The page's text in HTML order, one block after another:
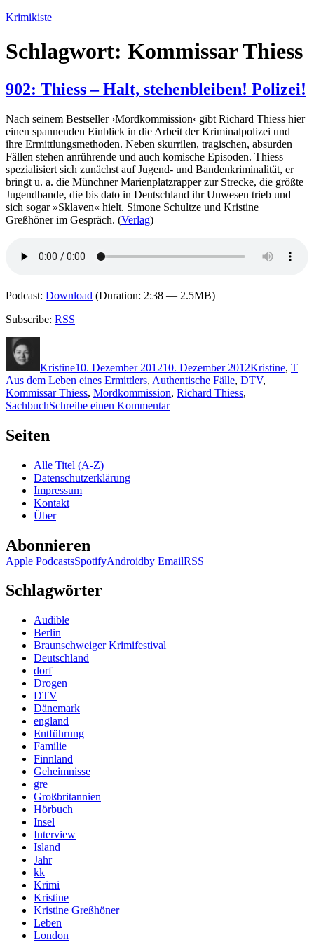
Zum
springen
Krimikiste
Schlagwort: Kommissar Thiess
902: Thiess – Halt, stehenbleiben! Polizei!
Nach seinem Bestseller ›Mordkommission‹ gibt Richard Thiess hier
einen spannenden Einblick in die Arbeit der Kriminalpolizei und
ihre Ermittlungsmethoden. Neben skurrilen, tragischen, absurden
Fällen stehen anrührende und auch komische Episoden. Thiess
spezialisiert sich zunächst auf Jugend- und Bandenkriminalität, er
bringt u. a. die Münchner Marienplatzrapper zur Strecke, die größte
Jugendbande, die bis dato in Deutschland ihr Unwesen trieb und
sich sogar »Sklaven« hielt. Simone Schultze und Kristine
Greßhöner im Gespräch. (Verlag)
Podcast: Download (Duration: 2:38 — 2.5MB)
Subscribe: RSS
Kristine10. Dezember 201210. Dezember 2012Kristine, T
Aus dem Leben eines Ermittlers, Authentische Fälle, DTV,
Kommissar Thiess, Mordkommission, Richard Thiess,
SachbuchSchreibe einen Kommentarzu
Seiten
Alle Titel (A-Z)
Datenschutzerklärung
Impressum
Kontakt
Über
Abonnieren
Apple PodcastsSpotifyAndroidby EmailRSS
Schlagwörter
Audible
Berlin
Braunschweiger Krimifestival
Deutschland
dorf
Drogen
DTV
Dänemark
england
Entführung
Familie
Finnland
Geheimnisse
gre
Großbritannien
Hörbuch
Insel
Interview
Island
Jahr
kk
Krimi
Kristine
Kristine Greßhöner
Leben
London